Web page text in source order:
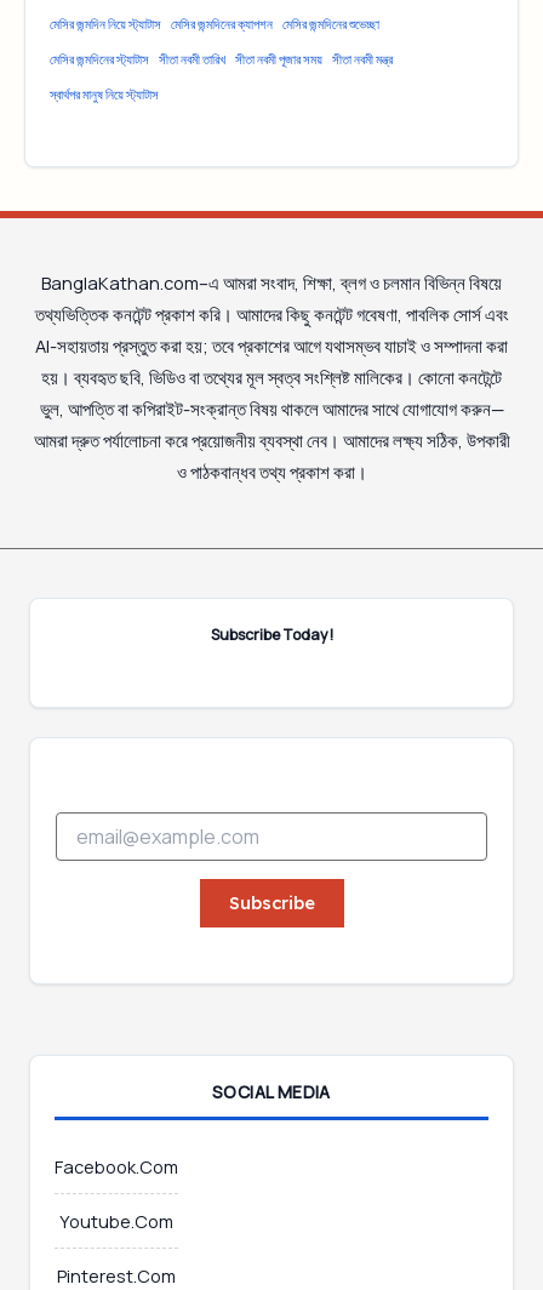
মেসির জন্মদিন নিয়ে স্ট্যাটাস মেসির জন্মদিনের ক্যাপশন মেসির জন্মদিনের শুভেচ্ছা
মেসির জন্মদিনের স্ট্যাটাস সীতা নবমী তারিখ সীতা নবমী পূজার সময় সীতা নবমী মন্ত্র
স্বার্থপর মানুষ নিয়ে স্ট্যাটাস
BanglaKathan.com–এ আমরা সংবাদ, শিক্ষা, ব্লগ ও চলমান বিভিন্ন বিষয়ে
তথ্যভিত্তিক কনটেন্ট প্রকাশ করি। আমাদের কিছু কনটেন্ট গবেষণা, পাবলিক সোর্স এবং
AI-সহায়তায় প্রস্তুত করা হয়; তবে প্রকাশের আগে যথাসম্ভব যাচাই ও সম্পাদনা করা
হয়। ব্যবহৃত ছবি, ভিডিও বা তথ্যের মূল স্বত্ব সংশ্লিষ্ট মালিকের। কোনো কনটেন্টে
ভুল, আপত্তি বা কপিরাইট-সংক্রান্ত বিষয় থাকলে আমাদের সাথে যোগাযোগ করুন—
আমরা দ্রুত পর্যালোচনা করে প্রয়োজনীয় ব্যবস্থা নেব। আমাদের লক্ষ্য সঠিক, উপকারী
ও পাঠকবান্ধব তথ্য প্রকাশ করা।
Subscribe Today!
m
a
i
l
E
Subscribe
SOCIAL MEDIA
Facebook.Com
Youtube.Com
Pinterest.Com